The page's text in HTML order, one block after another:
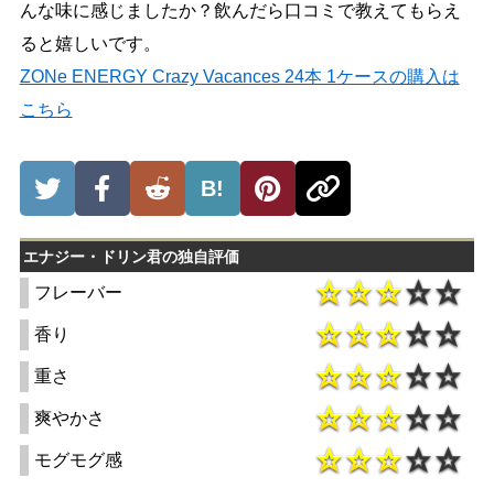
んな味に感じましたか？飲んだら口コミで教えてもらえ
ると嬉しいです。
ZONe ENERGY Crazy Vacances 24本 1ケースの購入は
こちら
B!
エナジー・ドリン君の独自評価
フレーバー
香り
重さ
爽やかさ
モグモグ感